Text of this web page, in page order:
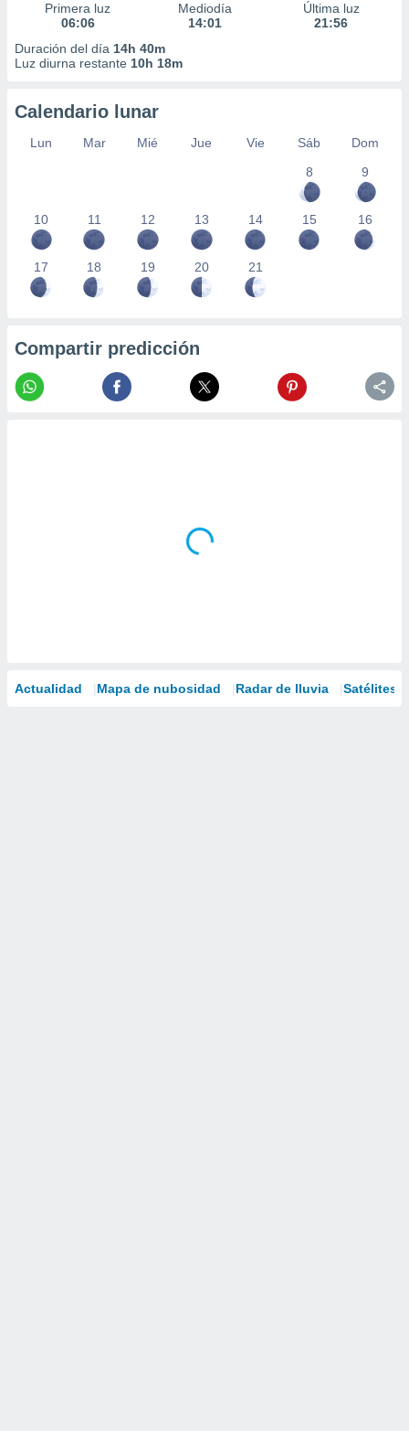
Primera luz
06:06
Mediodía
14:01
Última luz
21:56
Duración del día 14h 40m
Luz diurna restante 10h 18m
Calendario lunar
Lun Mar Mié Jue Vie Sáb
Dom
8
9
10 11 12 13 14 15 16
17 18 19 20 21
Compartir predicción
Actualidad Mapa de nubosidad Radar de lluvia Satélites